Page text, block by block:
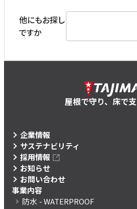
他にもお探し
ですか
屋根で守り、床で支
企業情報
サステナビリティ
採用情報
お知らせ
お問い合わせ
事業内容
防水 - WATERPROOF